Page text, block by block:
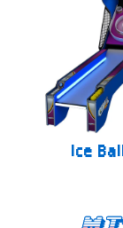
Ice